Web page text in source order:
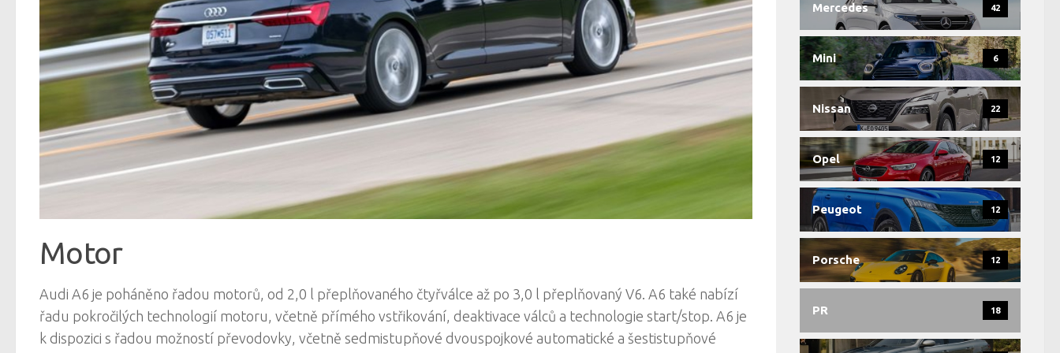
Motor
Audi A6 je poháněno řadou motorů, od 2,0 l přeplňovaného čtyřválce až po 3,0 l přeplňovaný V6. A6 také nabízí
řadu pokročilých technologií motoru, včetně přímého vstřikování, deaktivace válců a technologie start/stop. A6 je
k dispozici s řadou možností převodovky, včetně sedmistupňové dvouspojkové automatické a šestistupňové
Mercedes 42
Mini 6
Nissan 22
Opel 12
Peugeot 12
Porsche 12
PR 18